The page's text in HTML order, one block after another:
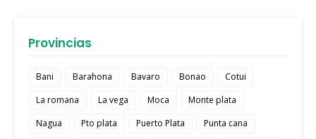
Provincias
Bani Barahona Bavaro Bonao
Cotui
La romana
La vega Moca
Monte plata
Nagua
Pto plata Puerto Plata
Punta cana